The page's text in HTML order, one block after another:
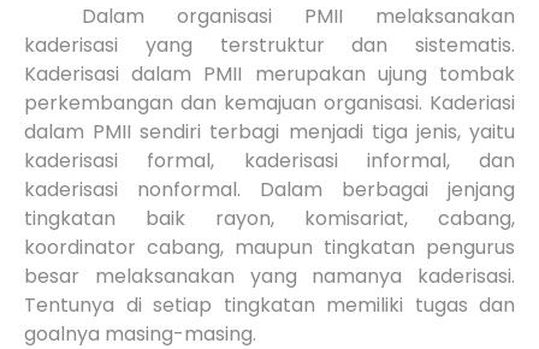
Dalam organisasi PMII melaksanakan
kaderisasi yang terstruktur dan sistematis.
Kaderisasi dalam PMII merupakan ujung tombak
perkembangan dan kemajuan organisasi. Kaderiasi
dalam PMII sendiri terbagi menjadi tiga jenis, yaitu
kaderisasi formal, kaderisasi informal, dan
kaderisasi nonformal. Dalam berbagai jenjang
tingkatan baik rayon, komisariat, cabang,
koordinator cabang, maupun tingkatan pengurus
besar melaksanakan yang namanya kaderisasi.
Tentunya di setiap tingkatan memiliki tugas dan
goalnya masing-masing.